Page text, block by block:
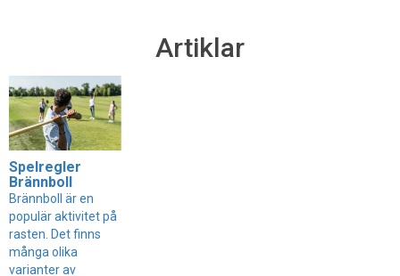
Artiklar
Spelregler
Brännboll
Brännboll är en
populär aktivitet på
rasten. Det finns
många olika
varianter av